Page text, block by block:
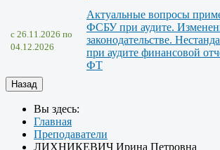
c 26.11.2026 по
04.12.2026
Актуальные вопросы
ФСБУ при аудите.
законодательстве.
при аудите финансовой
ФТ
Вы здесь:
Главная
Преподаватели
ЛИХНИКЕВИЧ Ирина Петровна